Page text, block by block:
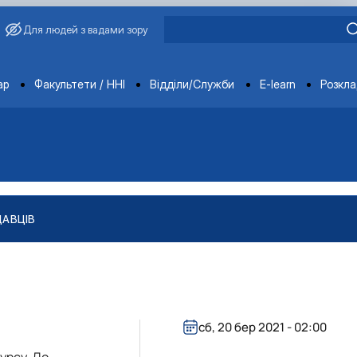
Для людей з вадами зору
Факультети / ННІ Відділи/Служби E-learn
сб, 20 бер 2021 - 02:00